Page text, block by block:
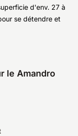
d'env. 27 à
se détendre et
le Amandro